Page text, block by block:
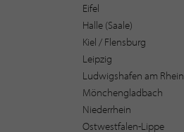
Eifel
Halle (Saale)
Kiel / Flensburg
Leipzig
Ludwigshafen am Rhein
Mönchengladbach
Niederrhein
Ostwestfalen-Lippe